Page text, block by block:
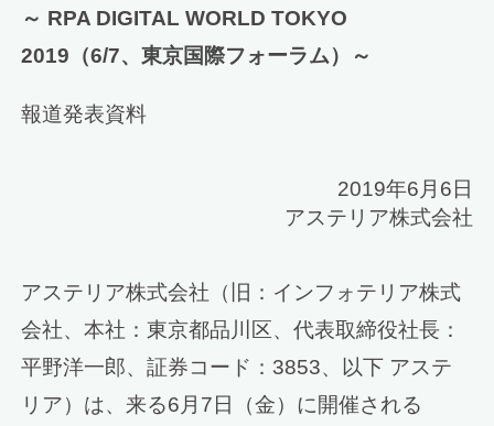
～ RPA DIGITAL WORLD TOKYO
2019（6/7、東京国際フォーラム）～
報道発表資料
2019年6月6日
アステリア株式会社
アステリア株式会社（旧：インフォテリア株式
会社、本社：東京都品川区、代表取締役社長：
平野洋一郎、証券コード：3853、以下 アステ
リア）は、来る6月7日（金）に開催される